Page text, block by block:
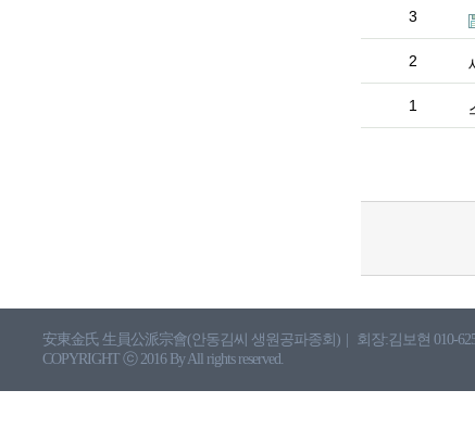
3
2
1
安東金氏 生員公派宗會(안동김씨 생원공파종회) 회장:김보현 010-
COPYRIGHT ⓒ 2016 By All rights reserved.